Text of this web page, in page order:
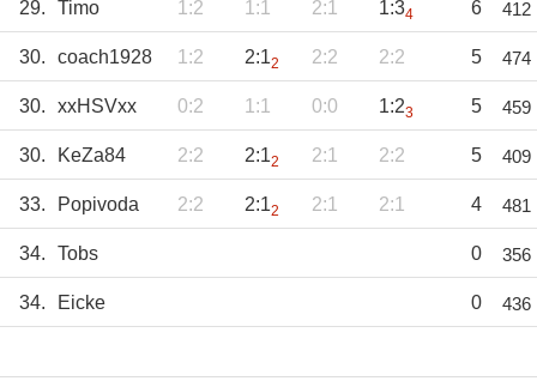
29. Timo 1:2 1:1 2:1 1:34 6 412
30. coach1928 1:2 2:12 2:2 2:2 5 474
30. xxHSVxx 0:2 1:1 0:0 1:23 5 459
30. KeZa84 2:2 2:12 2:1 2:2 5 409
33. Popivoda 2:2 2:12 2:1 2:1 4 481
34. Tobs 0 356
34. Eicke 0 436